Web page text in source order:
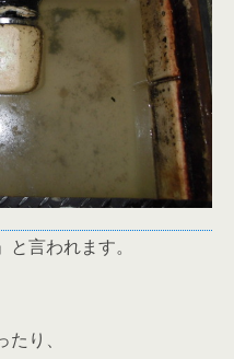
言われます。
り、